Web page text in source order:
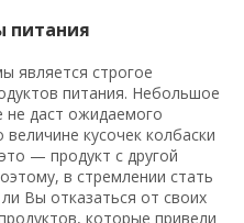
питания
является строгое
питания. Небольшое
не даст ожидаемого
кусочек колбаски
— продукт с другой
в стремлении стать
Вы отказаться от своих
которые привели